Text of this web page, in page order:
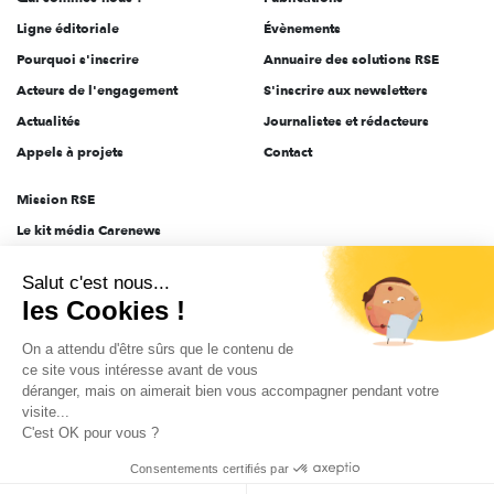
Ligne éditoriale
Pourquoi s'inscrire
Acteurs de l'engagement
Actualités
Appels à projets
Évènements
Annuaire des solutions RSE
S'inscrire aux newsletters
Journalistes et rédacteurs
Contact
Mission RSE
Le kit média Carenews
AEF info
Novethic
PRODURABLE
Inclusiv Day
Données personnelles Mentions légales 2025-2026 Tout droits réservés
Salut c'est nous...
les Cookies !
On a attendu d'être sûrs que le contenu de
ce site vous intéresse avant de vous
déranger, mais on aimerait bien vous accompagner pendant votre
visite...
C'est OK pour vous ?
Consentements certifiés par